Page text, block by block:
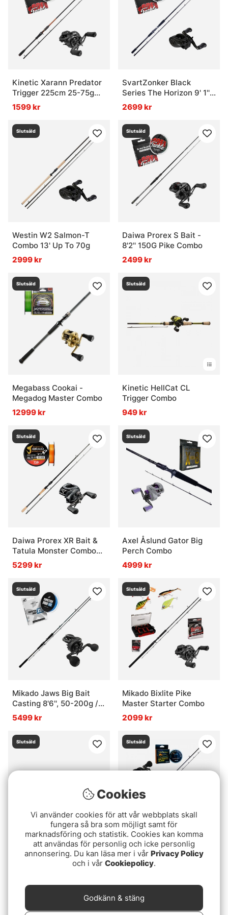
Vad är ett allround-set?
Vad är skillnaden mellan artanpassade set och
Kinetic Xarann Predator
Trigger 225cm 25-75g
Combo
1599 kr
SvartZonker Black
Series The Horizon 9' 1''
Casting Combo - 400g
2699 kr
Slutsåld
Westin W2 Salmon-T
Combo 13' Up To 70g
2999 kr
Slutsåld
Daiwa Prorex S Bait -
8'2'' 150G Pike Combo
2499 kr
Slutsåld
Megabass Cookai -
Megadog Master Combo
12999 kr
Slutsåld
Kinetic HellCat CL
Trigger Combo
949 kr
Slutsåld
Daiwa Prorex XR Bait &
Tatula Monster Combo
8'6'' 220g
5299 kr
Slutsåld
Axel Åslund Gator Big
Perch Combo
4999 kr
Slutsåld
Mikado Jaws Big Bait
Casting 8'6'', 50-200g /
Svivlo Combo
5499 kr
Slutsåld
Mikado Bixlite Pike
Master Starter Combo
2099 kr
Slutsåld
Abu Garcia Fast Attack
Casting Combo Pro 210
Slutsåld
Claes Claesson Team
Svartzonker PikeFight
Combo 2020
3499 kr
Slutsåld
Cookies
Vi använder cookies för att vår webbplats skall
fungera så bra som möjligt samt för
marknadsföring och statistik. Cookies kan komma
att användas för personlig och icke personlig
annonsering. Du kan läsa mer i vår Privacy Policy
och i vår Cookiepolicy.
Godkänn & stäng